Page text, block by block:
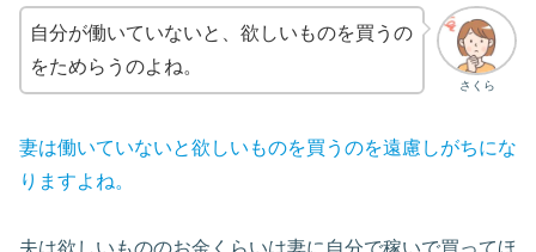
さくら
自分が働いていないと、欲しいものを買うの
をためらうのよね。
妻は働いていないと欲しいものを買うのを遠慮しがちにな
りますよね。